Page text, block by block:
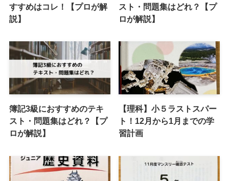
すすめはコレ！【プロが解
説】
スト・問題集はどれ？【プ
ロが解説】
簿記3級におすすめのテキ
スト・問題集はどれ？【プ
ロが解説】
【理科】小５ラストスパー
ト！12月から1月までの学
習計画